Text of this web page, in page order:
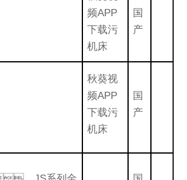
频APP
下载污
机床
国
产
秋葵视
频APP
下载污
机床
国
产